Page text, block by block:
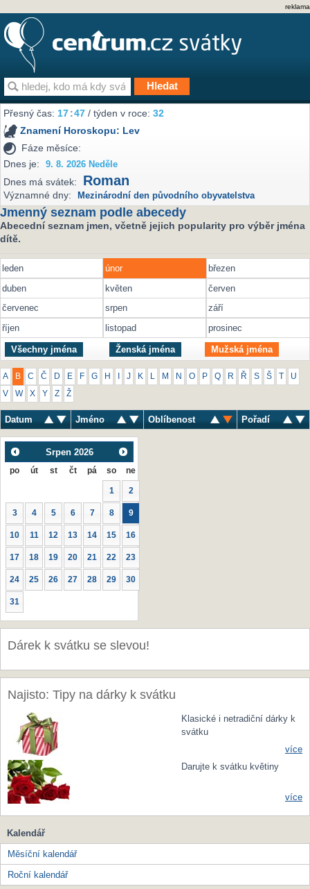
reklama
Přesný čas:17:47 / týden v roce:32
Znamení Horoskopu: Lev
Fáze měsíce:
Dnes je:
9. 8. 2026 Neděle
Dnes má svátek: Roman
Významné dny: Mezinárodní den původního obyvatelstva
Jmenný seznam podle abecedy
Abecední seznam jmen, včetně jejich popularity pro výběr jména
dítě.
leden únor
březen
duben
květen
červen
červenec
srpen
září
říjen
listopad prosinec
Všechny jména Ženská jména Mužská jména
A B C Č D E F G H J K M N O P Q R Ř S Š U
V W X Y Z Ž
Datum Jméno Oblíbenost Pořadí
Srpen 2026
po út st čt pá so ne
1 2
3 4 5 6 7 8 9
10 11 12 13 14 15 16
17 18 19 20 21 22 23
24 25 26 27 28 29 30
31
Dárek k svátku se slevou!
Najisto: Tipy na dárky k svátku
Klasické i netradiční dárky k
svátku
více
Darujte k svátku květiny
více
Kalendář
Měsíční kalendář
Roční kalendář